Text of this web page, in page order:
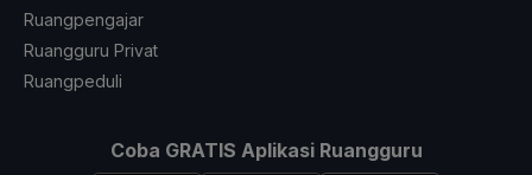
Ruangpengajar
Ruangguru Privat
Ruangpeduli
Coba GRATIS Aplikasi Ruangguru